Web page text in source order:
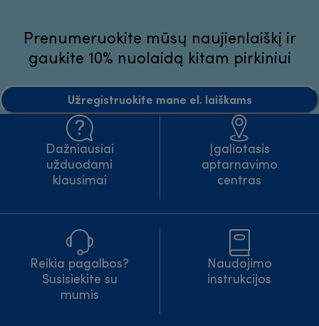
Prenumeruokite mūsų naujienlaiškį ir
gaukite 10% nuolaidą kitam pirkiniui
Užregistruokite mane el. laiškams
Dažniausiai
užduodami
klausimai
Įgaliotasis
aptarnavimo
centras
Reikia pagalbos?
Susisiekite su
mumis
Naudojimo
instrukcijos